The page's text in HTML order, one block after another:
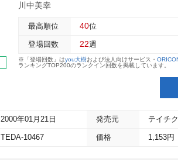
川中美幸
最高順位 40位
登場回数 22週
※「登場回数」はyou大樹および法人向けサービス・
ランキングTOP200のランクイン回数を掲載しています。
2000年01月21日 発売元 テイチ
TEDA-10467 価格 1,153円